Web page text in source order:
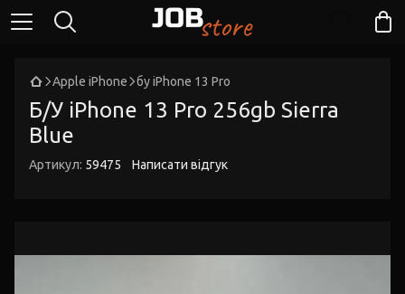
Apple iPhone бу iPhone 13 Pro
Б/У iPhone 13 Pro 256gb Sierra
Blue
Артикул: 59475 Написати відгук